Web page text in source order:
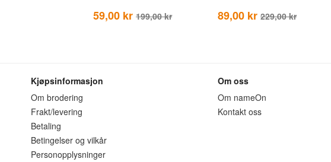
59,00 kr 199,00 kr 89,00 kr 229,00 kr
Kjøpsinformasjon
Om brodering
Frakt/levering
Betaling
Betingelser og vilkår
Personopplysninger
Om oss
Om nameOn
Kontakt oss